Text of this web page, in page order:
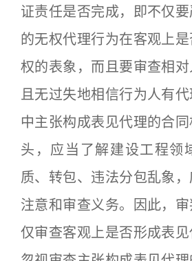
证责任是否完成，即不仅
的无权代理行为在客观上
权的表象，而且要审查相
且无过失地相信行为人有
中主张构成表见代理的合
头，应当了解建设工程领
质、转包、违法分包乱象
注意和审查义务。因此，
仅审查客观上是否形成表